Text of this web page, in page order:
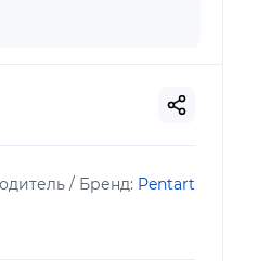
/ Бренд: Pentart